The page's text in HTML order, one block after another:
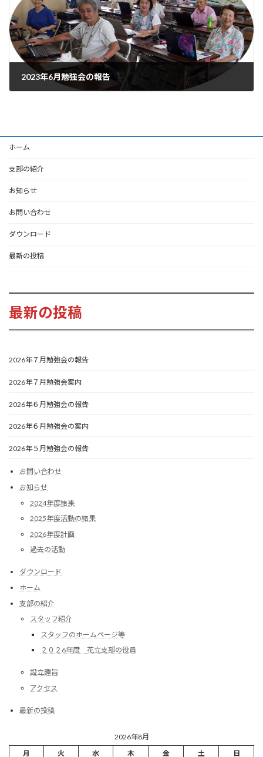
2023年6月勉強会の報告
ホーム
支部の紹介
お知らせ
お問い合わせ
ダウンロード
最新の投稿
最新の投稿
2026年７月勉強会の報告
2026年７月勉強会案内
2026年６月勉強会の報告
2026年６月勉強会の案内
2026年５月勉強会の報告
お問い合わせ
お知らせ
2024年度結果
2025年度活動の結果
2026年度計画
過去の活動
ダウンロード
ホーム
支部の紹介
スタッフ紹介
スタッフのホームページ等
２０２6年度 花立支部の役員
設立趣旨
アクセス
最新の投稿
2026年8月
月
火 水 木 金 土 日